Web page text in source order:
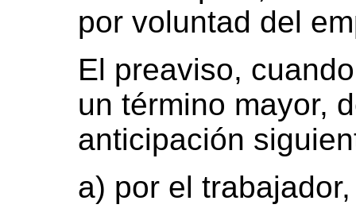
por voluntad del
El preaviso,
un término mayor,
anticipación
a) por el